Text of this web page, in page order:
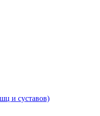
и суставов)